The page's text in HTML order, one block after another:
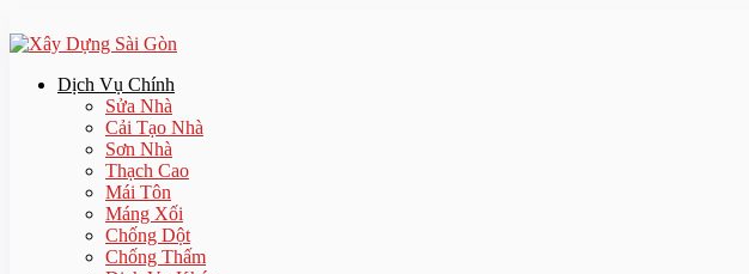
Dịch Vụ Chính
Sửa Nhà
Cải Tạo Nhà
Sơn Nhà
Thạch Cao
Mái Tôn
Máng Xối
Chống Dột
Chống Thấm